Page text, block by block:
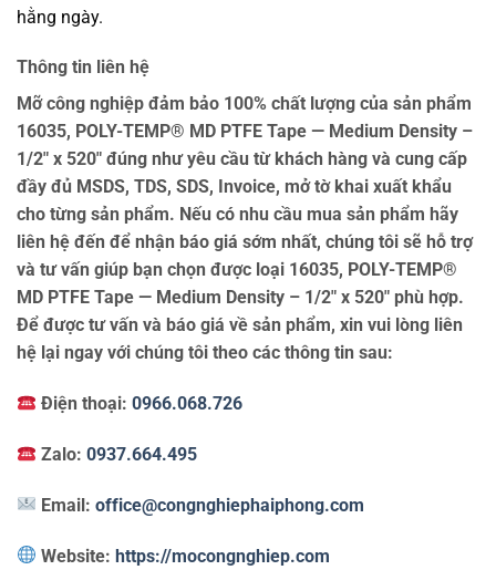
hằng ngày.
Thông tin liên hệ
Mỡ công nghiệp đảm bảo 100% chất lượng của sản phẩm
16035, POLY-TEMP® MD PTFE Tape — Medium Density –
1/2″ x 520″ đúng như yêu cầu từ khách hàng và cung cấp
đầy đủ MSDS, TDS, SDS, Invoice, mở tờ khai xuất khẩu
cho từng sản phẩm. Nếu có nhu cầu mua sản phẩm hãy
liên hệ đến để nhận báo giá sớm nhất, chúng tôi sẽ hỗ trợ
và tư vấn giúp bạn chọn được loại 16035, POLY-TEMP®
MD PTFE Tape — Medium Density – 1/2″ x 520″ phù hợp.
Để được tư vấn và báo giá về sản phẩm, xin vui lòng liên
hệ lại ngay với chúng tôi theo các thông tin sau:
Điện thoại:0966.068.726
Zalo:0937.664.495
Email:office@congnghiephaiphong.com
Website:https://mocongnghiep.com